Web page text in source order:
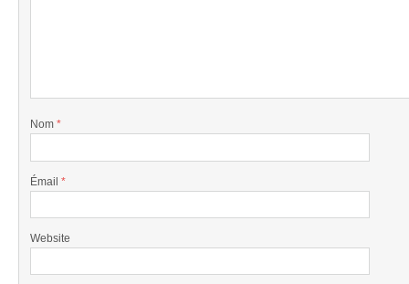
Nom *
Émail *
Website